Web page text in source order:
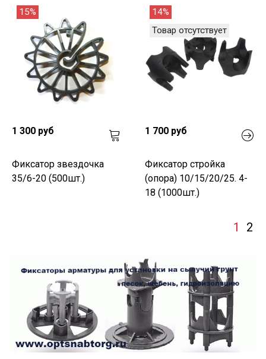
15%
1 300 руб
Фиксатор звездочка
35/6-20 (500шт.)
14%
Товар отсутствует
1 700 руб
Фиксатор стройка
(опора) 10/15/20/25. 4-
18 (1000шт.)
1 2